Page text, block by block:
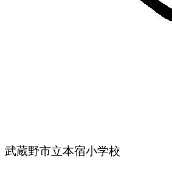
武蔵野市立本宿小学校